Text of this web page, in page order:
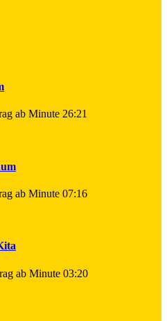
ab Minute 26:21
ab Minute 07:16
ab Minute 03:20